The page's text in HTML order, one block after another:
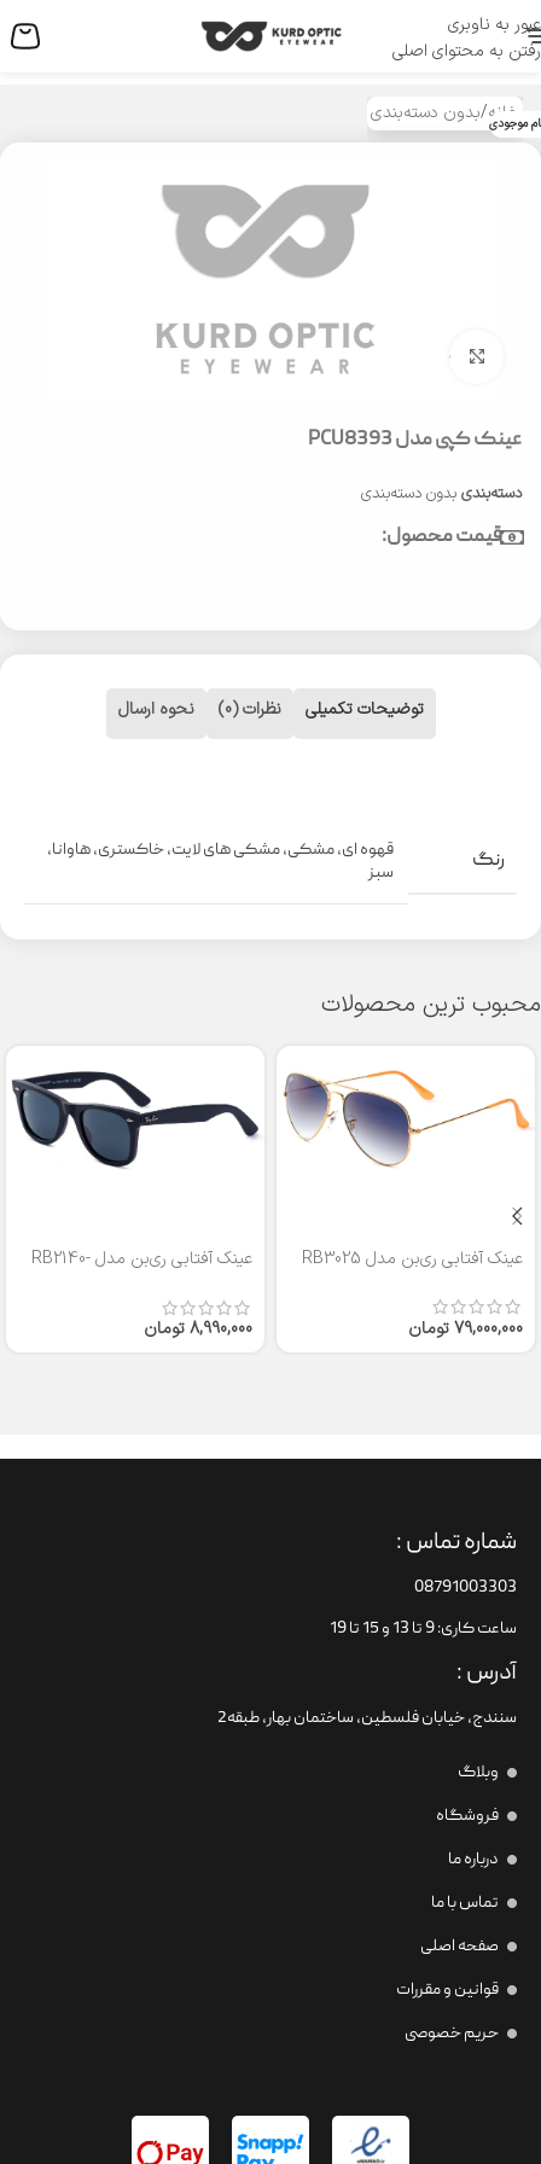
عبور به ناوبری
رفتن به محتوای اصلی
منو
خانه/بدون دسته‌بندی موجودی
بزرگنمایی تصویر
عینک کپی مدل PCU8393
دسته‌بندی بدون دسته‌بندی
قیمت محصول:
توضیحات تکمیلی نظرات (0) نحوه ارسال
رنگ قهوه ای,مشکی,مشکی های لایت,خاکستری,هاوانا,
سبز
محبوب ترین محصولات
عینک آفتابی ری‌بن مدل RB3025
79,000,000تومان
عینک آفتابی ری‌بن مدل RB2140-
8,990,000تومان
شماره تماس :
08791003303
ساعت کاری: 9 تا 13 و 15 تا 19
آدرس :
سنندج، خیابان فلسطین،‌ ساختمان بهار، طبقه2
وبلاگ
فروشگاه
درباره ما
تماس با ما
صفحه اصلی
قوانین و مقررات
حریم خصوصی